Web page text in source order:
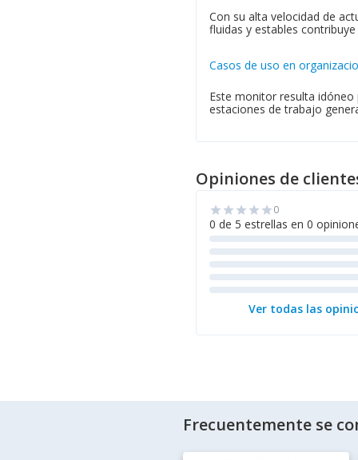
Con su alta velocidad de
fluidas y estables
Casos de uso en
Este monitor resulta idóneo
estaciones de trabajo
Opiniones de
star star star star star0
0 de 5 estrellas en 0
Ver todas las
Frecuentemente se